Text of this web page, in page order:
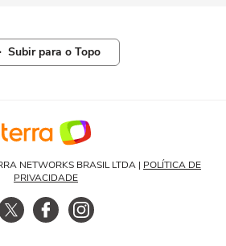
Subir para o Topo
NETWORKS BRASIL LTDA | POLÍTICA DE
PRIVACIDADE